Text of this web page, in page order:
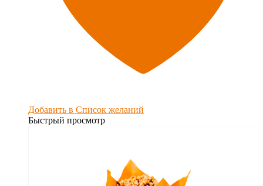
Добавить в Список желаний
Быстрый просмотр